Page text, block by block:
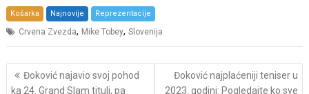
Košarka Najnovije Reprezentacije
Crvena Zvezda, Mike Tobey,Slovenija
Post
navigation
Đoković najavio svoj pohod
ka 24. Grand Slam tituli, pa
Đoković najplaćeniji teniser u
2023. godini: Pogledajte ko sve